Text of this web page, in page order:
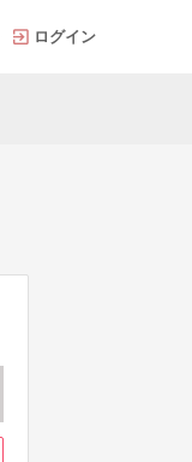
ログイン